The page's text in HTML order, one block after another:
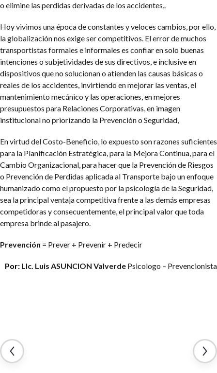
o elimine las perdidas derivadas de los accidentes,.
Hoy vivimos una época de constantes y veloces cambios, por ello,
la globalización nos exige ser competitivos. El error de muchos
transportistas formales e informales es confiar en solo buenas
intenciones o subjetividades de sus directivos, e inclusive en
dispositivos que no solucionan o atienden las causas básicas o
reales de los accidentes, invirtiendo en mejorar las ventas, el
mantenimiento mecánico y las operaciones, en mejores
presupuestos para Relaciones Corporativas, en imagen
institucional no priorizando la Prevención o Seguridad,
En virtud del Costo-Beneficio, lo expuesto son razones suficientes
para la Planificación Estratégica, para la Mejora Continua, para el
Cambio Organizacional, para hacer que la Prevención de Riesgos
o Prevención de Perdidas aplicada al Transporte bajo un enfoque
humanizado como el propuesto por la psicología de la Seguridad,
sea la principal ventaja competitiva frente a las demás empresas
competidoras y consecuentemente, el principal valor que toda
empresa brinde al pasajero.
Prevención = Prever + Prevenir + Predecir
Por: LIc. Luis ASUNCION Valverde Psicologo – Prevencionista